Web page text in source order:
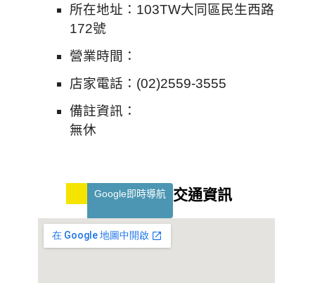
所在地址：103TW大同區民生西路
172號
營業時間：
店家電話：(02)2559-3555
備註資訊：
無休
Google即時導航 交通資訊